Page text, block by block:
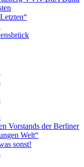
Vorstands der Berliner
Welt“
sonst!